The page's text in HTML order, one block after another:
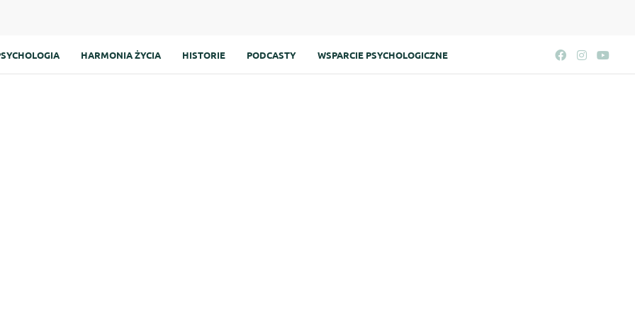
HARMONIA ŻYCIA HISTORIE PODCASTY WSPARCIE PSYCHOLOGICZNE